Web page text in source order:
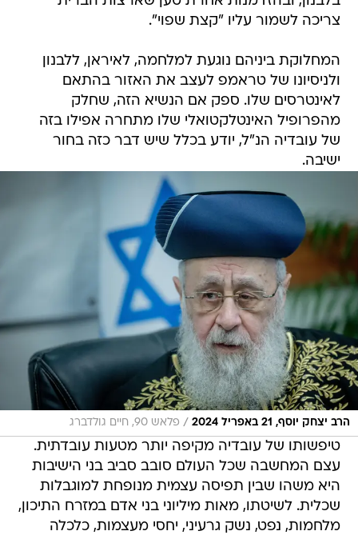
צריכה לשמור עליו "קצת שפוי".
המחלוקת ביניהם נוגעת למלחמה, לאיראן, ללבנון
ולניסיונו של טראמפ לעצב את האזור בהתאם
לאינטרסים שלו. ספק אם הנשיא הזה, שחלק
מהפרופיל האינטלקטואלי שלו מתחרה אפילו בזה
של עובדיה הנ"ל, יודע בכלל שיש דבר כזה בחור
ישיבה.
הרב יצחק יוסף, 21 באפריל 2024 / פלאש 90, חיים גולדברג
טיפשותו של עובדיה מקיפה יותר מטעות עובדתית.
עצם המחשבה שכל העולם סובב סביב בני הישיבות
היא משהו שבין תפיסה עצמית מנופחת למוגבלות
שכלית. לשיטתו, מאות מיליוני בני אדם במזרח התיכון,
מלחמות, נפט, נשק גרעיני, יחסי מעצמות, כלכלה